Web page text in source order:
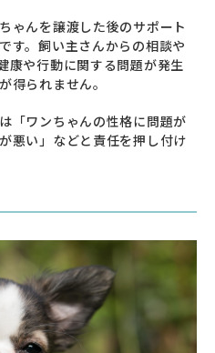
ゃんを譲渡した後のサポート
す。飼い主さんからの相談や
康や行動に関する問題が発生
得られません。
「ワンちゃんの性格に問題が
悪い」などと責任を押し付け